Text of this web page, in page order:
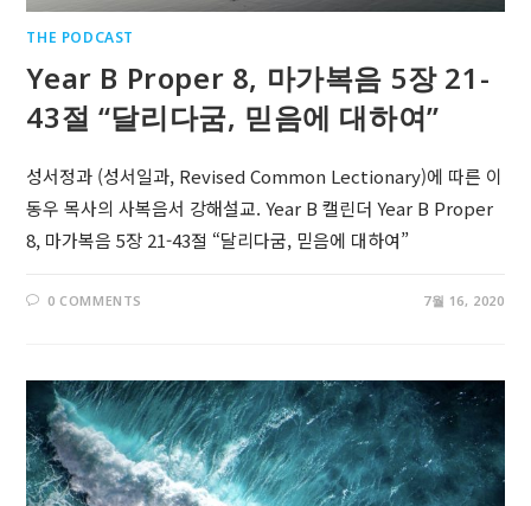
THE PODCAST
Year B Proper 8, 마가복음 5장 21-
43절 “달리다굼, 믿음에 대하여”
성서정과 (성서일과, Revised Common Lectionary)에 따른 이
동우 목사의 사복음서 강해설교. Year B 캘린더 Year B Proper
8, 마가복음 5장 21-43절 “달리다굼, 믿음에 대하여”
0 COMMENTS 7월 16, 2020